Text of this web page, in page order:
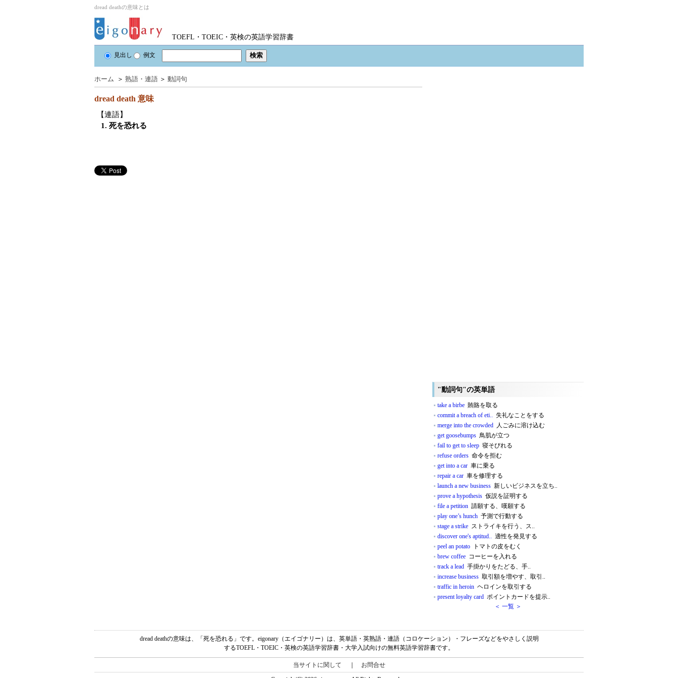
dread deathの意味とは
TOEFL・TOEIC・英検の英語学習辞書
見出し 例文
ホーム ＞ 熟語・連語 ＞ 動詞句
dread death 意味
【連語】
1. 死を恐れる
"動詞句"の英単語
take a birbe 賄賂を取る
commit a breach of eti.. 失礼なことをする
merge into the crowded 人ごみに溶け込む
get goosebumps 鳥肌が立つ
fail to get to sleep 寝そびれる
refuse orders 命令を拒む
get into a car 車に乗る
repair a car 車を修理する
launch a new business 新しいビジネスを立ち..
prove a hypothesis 仮説を証明する
file a petition 請願する、嘆願する
play one’s hunch 予測で行動する
stage a strike ストライキを行う、ス..
discover one's aptitud.. 適性を発見する
peel an potato トマトの皮をむく
brew coffee コーヒーを入れる
track a lead 手掛かりをたどる、手..
increase business 取引額を増やす、取引..
traffic in heroin ヘロインを取引する
present loyalty card ポイントカードを提示..
＜ 一覧 ＞
dread deathの意味は、「死を恐れる」です。eigonary（エイゴナリー）は、英単語・英熟語・連語（コロケーション）・フレーズなどをやさしく説明
するTOEFL・TOEIC・英検の英語学習辞書・大学入試向けの無料英語学習辞書です。
当サイトに関して お問合せ